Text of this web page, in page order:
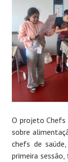
O projeto Chefs
sobre
chefs de
primeira